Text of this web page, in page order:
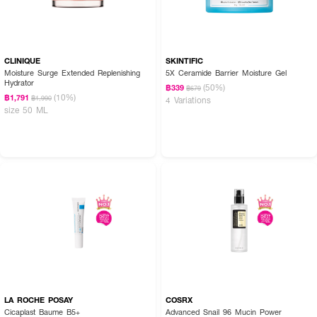
CLINIQUE
Moisture Surge Extended Replenishing
Hydrator
฿1,791 ฿1,990 (10%)
size 50 ML
SKINTIFIC
5X Ceramide Barrier Moisture Gel
฿339 ฿679 (50%)
4 Variations
LA ROCHE POSAY
Cicaplast Baume B5+
COSRX
Advanced Snail 96 Mucin Power